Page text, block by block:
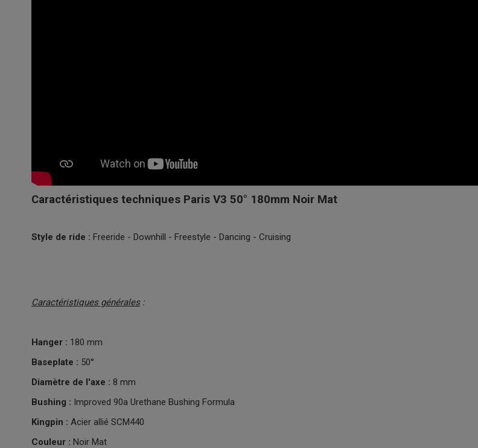
Caractéristiques techniques Paris V3 50° 180mm Noir Mat
Style de ride : Freeride - Downhill - Freestyle - Dancing - Cruising
Caractéristiques générales:
Hanger : 180 mm
Baseplate : 50°
Diamètre de l'axe : 8 mm
Bushing : Improved 90a Urethane Bushing Formula
Kingpin : Acier allié SCM440
Couleur : Noir Mat